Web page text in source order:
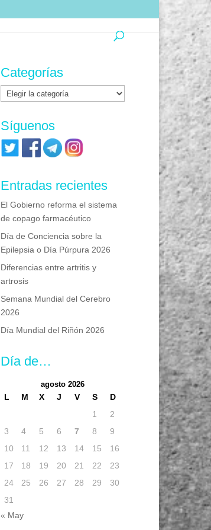
Categorías
Categorías
Síguenos
Entradas recientes
El Gobierno reforma el sistema
de copago farmacéutico
Día de Conciencia sobre la
Epilepsia o Día Púrpura 2026
Diferencias entre artritis y
artrosis
Semana Mundial del Cerebro
2026
Día Mundial del Riñón 2026
Día de…
agosto 2026
L M X J V S
D
1
2
3
4 5 6 7 8
9
10
11 12 13 14 15
16
17
18 19 20 21 22
23
24
25 26 27 28 29
30
31
« May